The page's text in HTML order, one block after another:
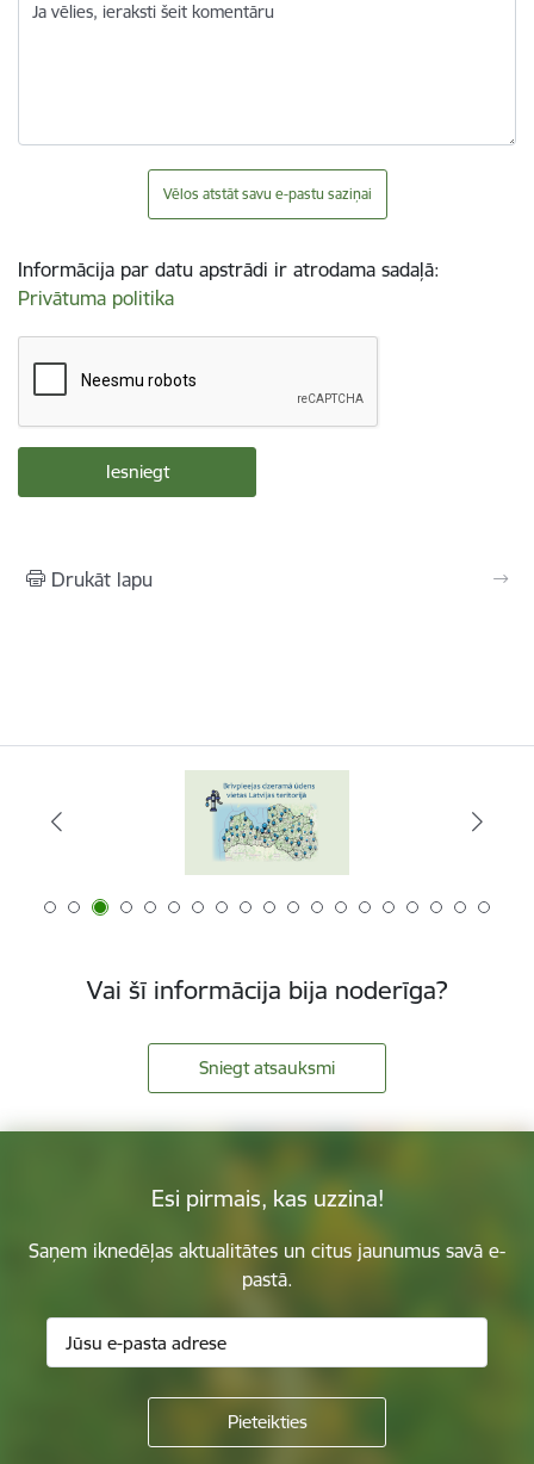
Ja vēlies, ieraksti šeit komentāru
Vēlos atstāt savu e-pastu saziņai
Informācija par datu apstrādi ir atrodama sadaļā:
Privātuma politika
Drukāt lapu
Vai šī informācija bija noderīga?
Sniegt atsauksmi
Esi pirmais, kas uzzina!
Saņem iknedēļas aktualitātes un citus jaunumus savā e-
pastā.